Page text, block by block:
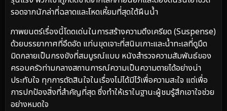
รอดจากนักล่าที่ฉลาดและโหดเหี้ยมที่สุดใต้ผืนน้ำ
ภาพยนตร์เรื่องนี้โดดเด่นในการสร้างความตึงเครียด (Suspense)
ด้วยบรรยากาศที่อึดอัด แท่นขุดเจาะที่สนิมเกาะและน้ำทะเลที่ดูมืด
มิดกลายเป็นกรงขังที่สมบูรณ์แบบ หนังสำรวจความสัมพันธ์ของ
ครอบครัวท่ามกลางสถานการณ์ความเป็นความตายได้อย่างน่า
ประทับใจ ทุกการตัดสินใจในเรื่องไม่ได้มีไว้เพื่อความสะใจ แต่เพื่อ
การปกป้องสิ่งที่สำคัญที่สุด ซึ่งทำให้เราในฐานะผู้ชมรู้สึกเอาใจช่วย
อย่างหมดใจ